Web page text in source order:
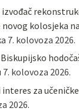
kolosjeka
7. kolovoza 2026.
7. kolovoza 2026.
interes za
2026.